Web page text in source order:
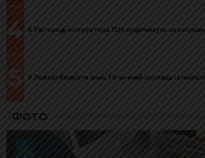
4 В Ужгороді інструктора ТЦК судитимуть за
5 У Львові безвісти зник 19-річний хлопець із
ФОТО